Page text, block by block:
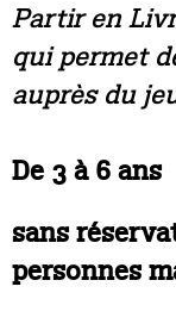
Partir en
qui permet
auprès du
De 3 à 6 ans
sans
personnes